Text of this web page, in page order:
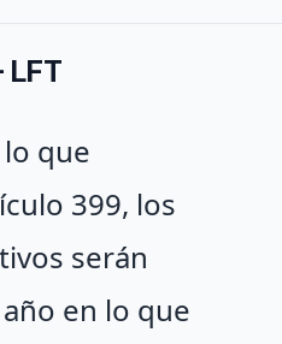
LFT
que
399, los
serán
en lo que